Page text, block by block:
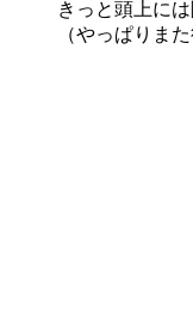
きっと頭上に
（やっぱりま